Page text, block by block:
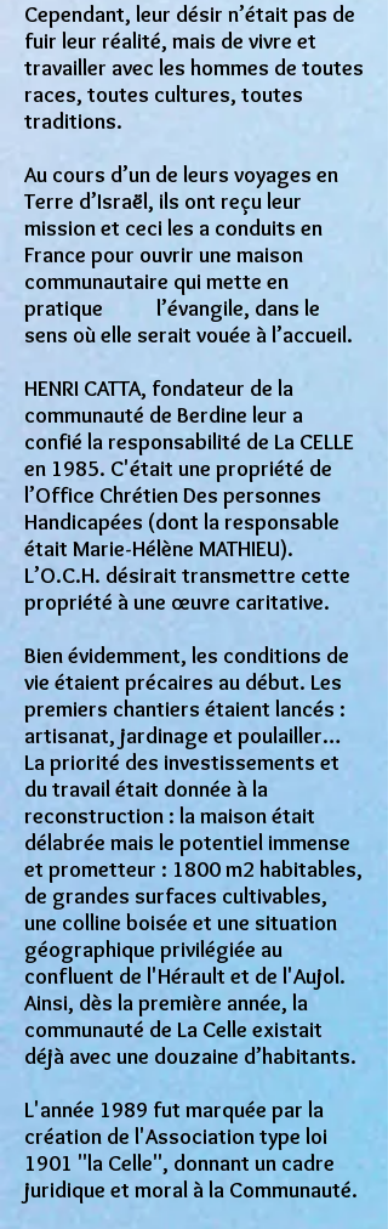
Cependant, leur désir n’était pas de
fuir leur réalité, mais de vivre et
travailler avec les hommes de toutes
races, toutes cultures, toutes
traditions.
Au cours d’un de leurs voyages en
Terre d’Israël, ils ont reçu leur
mission et ceci les a conduits en
France pour ouvrir une maison
communautaire qui mette en
pratique l’évangile, dans le
sens où elle serait vouée à l’accueil.
HENRI CATTA, fondateur de la
communauté de Berdine leur a
confié la responsabilité de La CELLE
en 1985. C'était une propriété de
l’Office Chrétien Des personnes
Handicapées (dont la responsable
était Marie-Hélène MATHIEU).
L’O.C.H. désirait transmettre cette
propriété à une œuvre caritative.
Bien évidemment, les conditions de
vie étaient précaires au début. Les
premiers chantiers étaient lancés :
artisanat, jardinage et poulailler…
La priorité des investissements et
du travail était donnée à la
reconstruction : la maison était
délabrée mais le potentiel immense
et prometteur : 1800 m2 habitables,
de grandes surfaces cultivables,
une colline boisée et une situation
géographique privilégiée au
confluent de l'Hérault et de l'Aujol.
Ainsi, dès la première année, la
communauté de La Celle existait
déjà avec une douzaine d’habitants.
L'année 1989 fut marquée par la
création de l'Association type loi
1901 "la Celle", donnant un cadre
juridique et moral à la Communauté.